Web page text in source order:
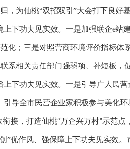
，为仙桃“双招双引”大会打下良好
下功夫见实效。 一是加强联企e站
化；三是对照营商环境评价指标体
系相关责任部门强弱项、补短板，
下功夫见实效。 一是引导广大民
引导全市民营企业家积极参与美化
衔接，打造仙桃“万企兴万村”示范
”优作风、强保障上下功夫见实效。